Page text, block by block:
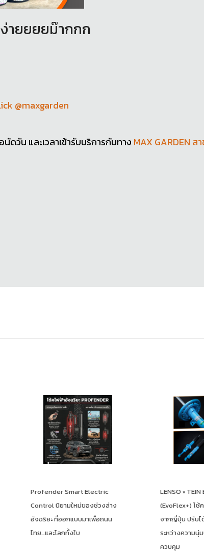
ายยยยม๊ากกก
@maxgarden
วัน และเวลาเข้ารับบริการกับทาง MAX GARDEN ส
LENSO × TEIN EnduraPro+
(EvoFlex+) โช้คอัพระดับพรีเมียม
จากญี่ปุ่น ปรับได้ 16 ระดับ – สมดุล
ระหว่างความนุ่มนวลและการ
Adrenalin
“คม แม่น มั่